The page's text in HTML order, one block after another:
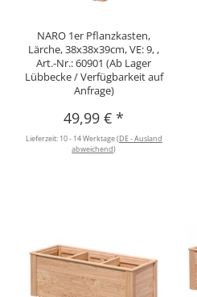
NARO 1er Pflanzkasten,
Lärche, 38x38x39cm, VE: 9, ,
Art.-Nr.: 60901 (Ab Lager
Lübbecke / Verfügbarkeit auf
Anfrage)
49,99 €*
Lieferzeit: 10 - 14 Werktage(DE - Ausland
abweichend)